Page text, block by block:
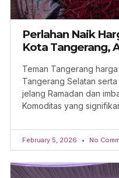
Perlahan Naik
Kota Tangerang,
Teman Tangerang
Tangerang Selatan
jelang Ramadan dan
Komoditas yang
February 5, 2026 No